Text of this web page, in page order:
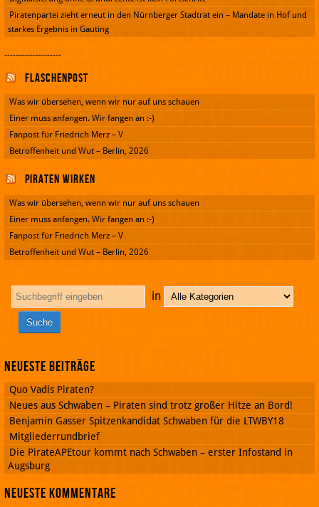
Piratenpartei zieht erneut in den Nürnberger Stadtrat ein – Mandate in Hof und
starkes Ergebnis in Gauting
--------------------
Flaschenpost
Was wir übersehen, wenn wir nur auf uns schauen
Einer muss anfangen. Wir fangen an :-)
Fanpost für Friedrich Merz – V
Betroffenheit und Wut – Berlin, 2026
Piraten wirken
Was wir übersehen, wenn wir nur auf uns schauen
Einer muss anfangen. Wir fangen an :-)
Fanpost für Friedrich Merz – V
Betroffenheit und Wut – Berlin, 2026
in
Neueste Beiträge
Quo Vadis Piraten?
Neues aus Schwaben – Piraten sind trotz großer Hitze an Bord!
Benjamin Gasser Spitzenkandidat Schwaben für die LTWBY18
Mitgliederrundbrief
Die PirateAPEtour kommt nach Schwaben – erster Infostand in
Augsburg
Neueste Kommentare